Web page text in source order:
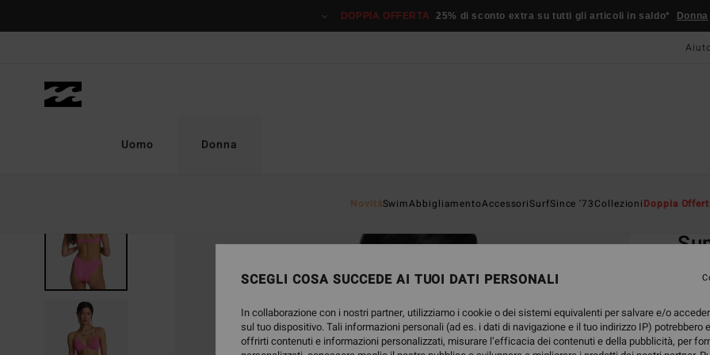
prodotto
DOPPIA OFFERTA 25% di sconto extra su tutti gli articoli in saldo* Donna
Uomo Donna
NovitàSwimAbbigliamentoAccessoriSurfSince '73CollezioniDoppia
ECO-
39,95
SCEGLI COSA SUCCEDE AI TUOI DATI PERSONALI
In collaborazione con i nostri partner, utilizziamo i cookie o dei sistemi equivalenti per salvare e/o
sul tuo dispositivo. Tali informazioni personali (ad es. i dati di navigazione e il tuo indirizzo IP) potrebbero
offrirti contenuti e informazioni personalizzati, misurare l’efficacia dei contenuti e della pubblicità, per